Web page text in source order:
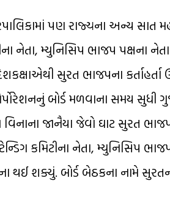
પણ રાજ્યના અન્ય સાત
નેતા, મ્યુનિસિપ ભાજપ પક્ષના
સુરત ભાજપના
બોર્ડ મળવાના સમય સુધી
જાનૈયા જેવો ઘાટ સુરત
કમિટીના નેતા, મ્યુનિસિપ
થઈ શક્યું. બોર્ડ બેઠકના નામે